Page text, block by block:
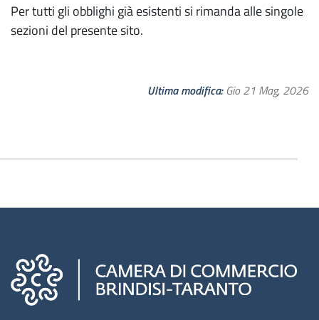
Per tutti gli obblighi già esistenti si rimanda alle singole
sezioni del presente sito.
Ultima modifica Gio 21 Mag, 2026